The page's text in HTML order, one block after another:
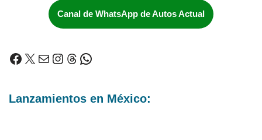
Canal de WhatsApp de Autos Actual
Lanzamientos en México: